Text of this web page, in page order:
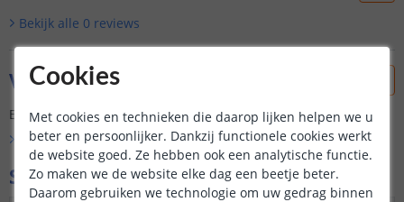
Bekijk alle 0 reviews
Vraag & antwoord
Er is nog geen vraag gesteld over dit product.
Bekijk alle Vraag & antwoord
Specificaties
Cookies
Met cookies en technieken die daarop lijken helpen we u
beter en persoonlijker. Dankzij functionele cookies werkt
de website goed. Ze hebben ook een analytische functie.
Zo maken we de website elke dag een beetje beter.
Daarom gebruiken we technologie om uw gedrag binnen